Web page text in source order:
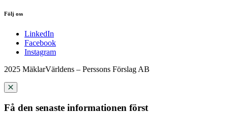
Följ oss
LinkedIn
Facebook
Instagram
2025 MäklarVärldens – Perssons Förslag AB
Få den senaste informationen först